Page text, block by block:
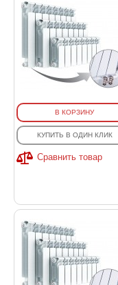
В КОРЗИНУ
КУПИТЬ В ОДИН КЛИК
Сравнить товар